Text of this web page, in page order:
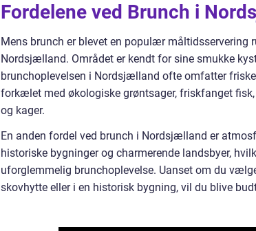
Fordelene ved Brunch i
Mens brunch er blevet en populær måltidsservering
Nordsjælland. Området er kendt for sine smukke
brunchoplevelsen i Nordsjælland ofte omfatter
forkælet med økologiske grøntsager, friskfanget
og kager.
En anden fordel ved brunch i Nordsjælland er
historiske bygninger og charmerende landsbyer,
uforglemmelig brunchoplevelse. Uanset om du
skovhytte eller i en historisk bygning, vil du blive